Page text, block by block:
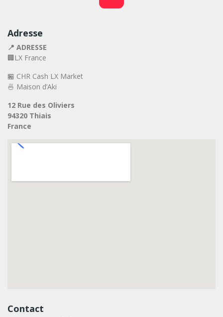
Adresse
📍 ADRESSE
🏢LX France
🏪 CHR Cash LX Market
🍜 Maison d’Aki
12 Rue des Oliviers
94320 Thiais
France
Contact